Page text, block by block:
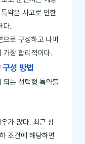
약은 사고로 인한
다.
로 구성하고 나머
가장 합리적이다.
성 방법
되는 선택형 특약들
가 많다. 최근 상
조건에 해당하면